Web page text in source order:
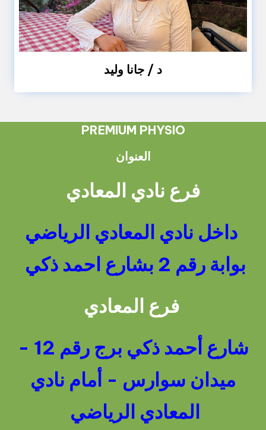
د / جانا وليد
PREMIUM PHYSIO
العنوان
فرع نادي المعادي
داخل نادي المعادي الرياضي
بوابة رقم 2 بشارع احمد ذكي
فرع المعادي
شارع أحمد ذكي برج رقم 12 -
ميدان سوارس - أمام نادي
المعادي الرياضي